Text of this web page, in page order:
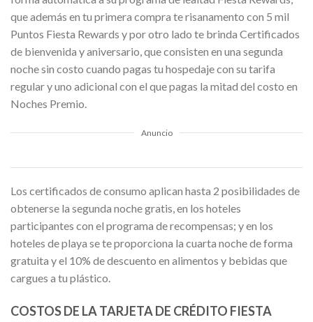
que además en tu primera compra te risanamento con 5 mil
Puntos Fiesta Rewards y por otro lado te brinda Certificados
de bienvenida y aniversario, que consisten en una segunda
noche sin costo cuando pagas tu hospedaje con su tarifa
regular y uno adicional con el que pagas la mitad del costo en
Noches Premio.
Anuncio
Los certificados de consumo aplican hasta 2 posibilidades de
obtenerse la segunda noche gratis, en los hoteles
participantes con el programa de recompensas; y en los
hoteles de playa se te proporciona la cuarta noche de forma
gratuita y el 10% de descuento en alimentos y bebidas que
cargues a tu plástico.
COSTOS DE LA TARJETA DE CRÉDITO FIESTA